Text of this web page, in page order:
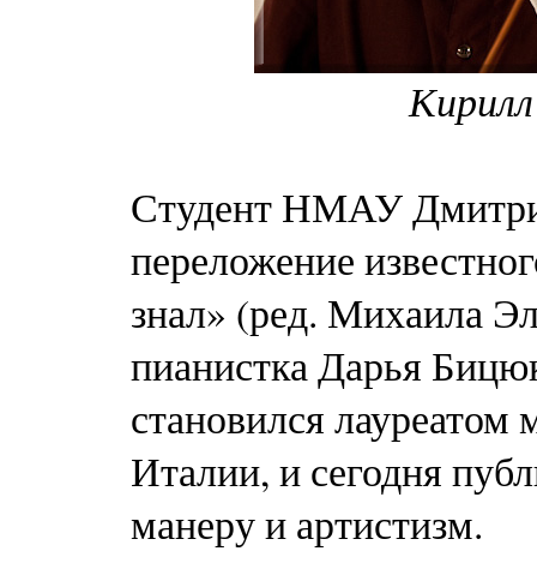
Студент НМАУ
переложение
знал» (ред. Михаила
пианистка Дарья
становился
Италии, и сегодня
манеру и артистизм.